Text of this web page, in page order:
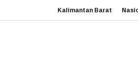
Kalimantan Barat